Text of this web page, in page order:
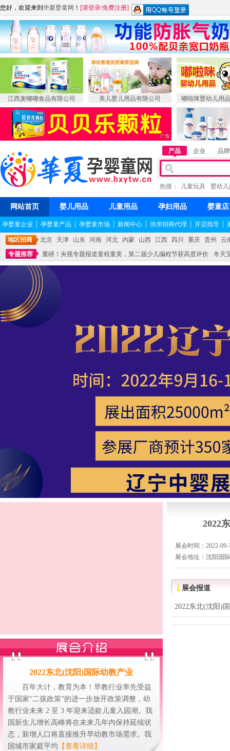
您好，欢迎来到 华夏婴童网 ！ [请登录/免费注册]
江西麦嘟嘟食品有限公司 美儿婴儿用品有限公司 嘟啦咪婴幼儿用
产品 企业 品牌
热搜： 儿童玩具 婴幼
网站首页 婴儿用品 儿童用品 孕妇用品 婴童店
孕婴童企业 ┆ 孕婴童产品 ┆ 孕婴童市场 ┆ 新闻中心 ┆ 供求招商代理 ┆ 开店指导 ┆
地区招商 北京 天津 山东 河南 河北 内蒙 山西 江西 四川 重庆 贵州
云
专题推荐
重磅！央视专题报道童程童美，第二届少儿编程节获高度评价
冬天
不能再单纯地销售产品,而要向增强服务转型,毕竟母婴产品比较特殊。”
妇幼广场
2022东北(沈阳)国际幼教产业
百年大计，教育为本！早教行业率先受益
于国家“二孩政策”的进一步放开政策调整，幼
教行业未来 2 至 3 年迎来适龄儿童入园潮。我
国新生儿增长高峰将在未来几年内保持延续状
态，新增人口将直接推升早幼教市场需求。我
国城市家庭平均 【查看详细】
2022
展会时间：2022-09-
展会地址：沈阳国
展会报道
·2022东北(沈阳)